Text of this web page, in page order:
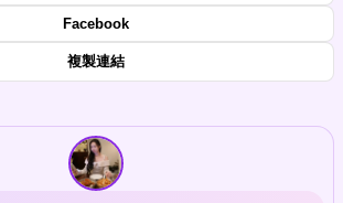
Facebook
複製連結